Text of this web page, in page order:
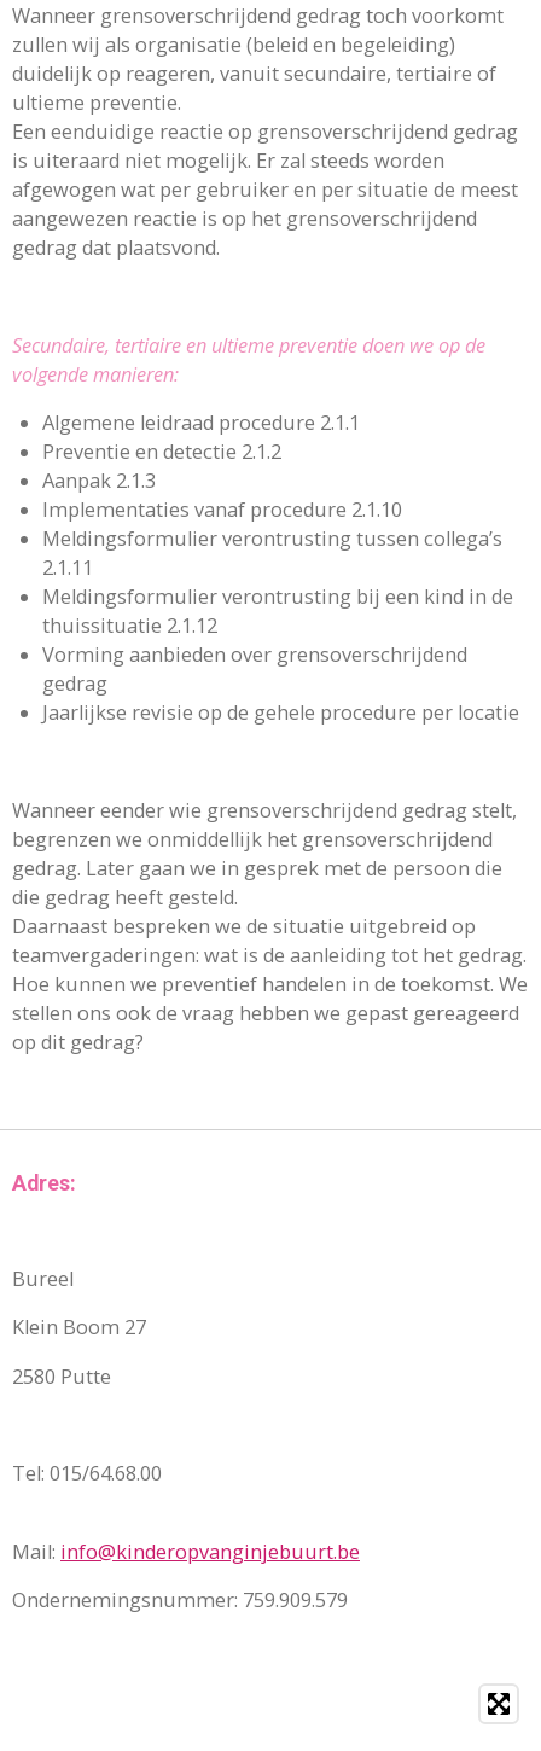
Wanneer grensoverschrijdend gedrag toch voorkomt
zullen wij als organisatie (beleid en begeleiding)
duidelijk op reageren, vanuit secundaire, tertiaire of
ultieme preventie.
Een eenduidige reactie op grensoverschrijdend gedrag
is uiteraard niet mogelijk. Er zal steeds worden
afgewogen wat per gebruiker en per situatie de meest
aangewezen reactie is op het grensoverschrijdend
gedrag dat plaatsvond.
Secundaire, tertiaire en ultieme preventie doen we op de
volgende manieren:
Algemene leidraad procedure 2.1.1
Preventie en detectie 2.1.2
Aanpak 2.1.3
Implementaties vanaf procedure 2.1.10
Meldingsformulier verontrusting tussen collega’s
2.1.11
Meldingsformulier verontrusting bij een kind in de
thuissituatie 2.1.12
Vorming aanbieden over grensoverschrijdend
gedrag
Jaarlijkse revisie op de gehele procedure per locatie
Wanneer eender wie grensoverschrijdend gedrag stelt,
begrenzen we onmiddellijk het grensoverschrijdend
gedrag. Later gaan we in gesprek met de persoon die
die gedrag heeft gesteld.
Daarnaast bespreken we de situatie uitgebreid op
teamvergaderingen: wat is de aanleiding tot het gedrag.
Hoe kunnen we preventief handelen in de toekomst. We
stellen ons ook de vraag hebben we gepast gereageerd
op dit gedrag?
Adres:
Bureel
Klein Boom 27
2580 Putte
Tel: 015/64.68.00
Mail: info@kinderopvanginjebuurt.be
Ondernemingsnummer: 759.909.579